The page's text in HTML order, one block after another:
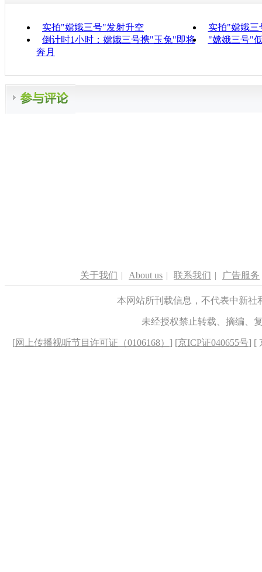
实拍"嫦娥三号"发射升空
实拍"嫦娥三
倒计时1小时：嫦娥三号携"玉兔"即将
奔月
"嫦娥三号"
关于我们 | About us | 联系我们 | 广告服务
本网站所刊载信息，不代表中新
未经授权禁止转载、摘编、
[网上传播视听节目许可证（0106168） ] [京ICP证040655号] [